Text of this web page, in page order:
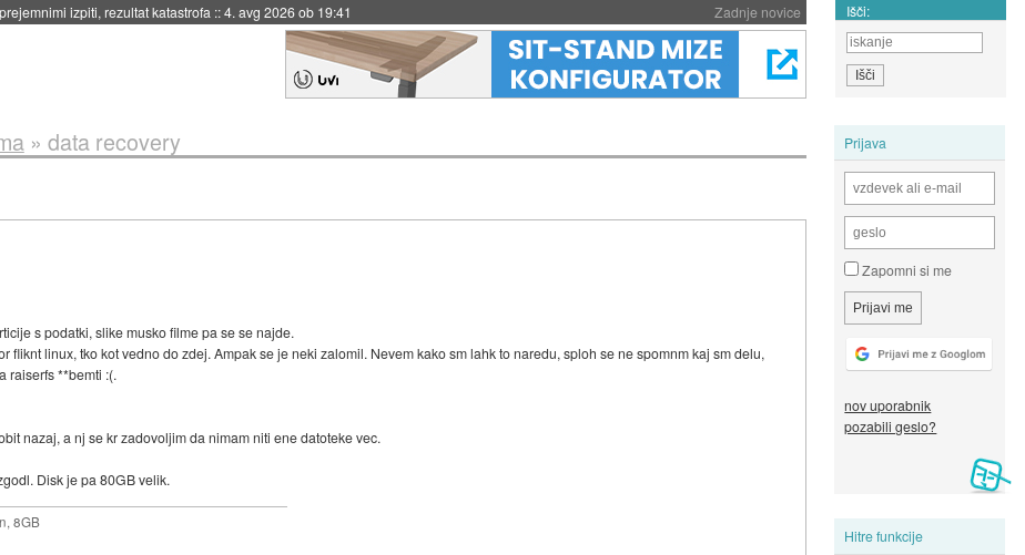
Zadnje novice
4. avg 2026 ob 19:41 Išči:
Prijava
Zapomni si me
nov uporabnik
pozabili geslo?
Hitre funkcije
» data recovery
s podatki, slike musko filme pa se se najde.
fliknt linux, tko kot vedno do zdej. Ampak se je neki zalomil. Nevem kako sm lahk to naredu, sploh se ne spomnm kaj sm delu,
raiserfs **bemti :(.
nazaj, a nj se kr zadovoljim da nimam niti ene datoteke vec.
Disk je pa 80GB velik.
8GB